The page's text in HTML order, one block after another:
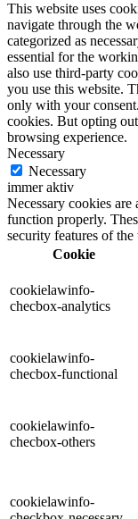
This website uses
navigate through the
categorized as
essential for the
also use third-party
you use this website.
only with your
cookies. But opting
browsing experience.
Necessary
Necessary
immer aktiv
Necessary cookies
function properly.
security features of
Cookie
cookielawinfo-
checbox-analytics
cookielawinfo-
checbox-functional
cookielawinfo-
checbox-others
cookielawinfo-